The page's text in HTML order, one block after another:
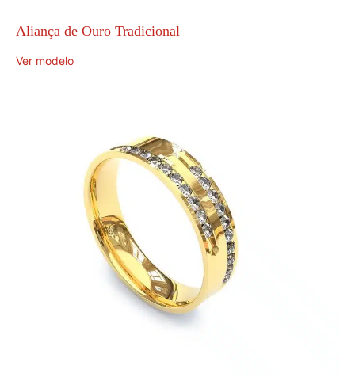
Aliança de Ouro Tradicional
Ver modelo